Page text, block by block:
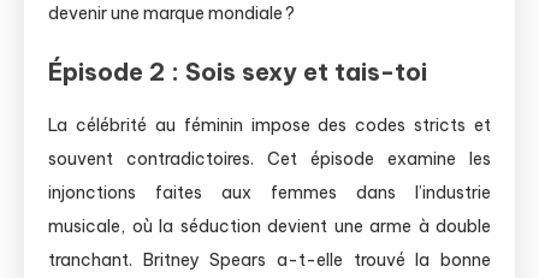
devenir une marque mondiale ?
Épisode 2 : Sois sexy et tais-toi
La célébrité au féminin impose des codes stricts et
souvent contradictoires. Cet épisode examine les
injonctions faites aux femmes dans l’industrie
musicale, où la séduction devient une arme à double
tranchant. Britney Spears a-t-elle trouvé la bonne